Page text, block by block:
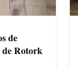
de
de Rotork